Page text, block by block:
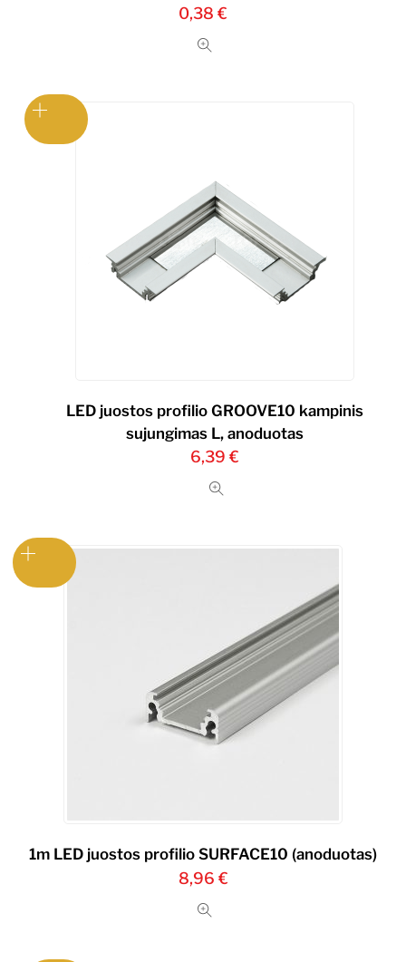
0,38 €
LED juostos profilio GROOVE10 kampinis
sujungimas L, anoduotas
6,39 €
1m LED juostos profilio SURFACE10 (anoduotas)
8,96 €